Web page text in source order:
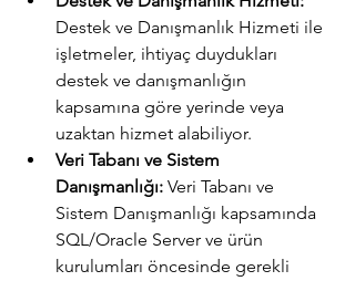
Destek ve Danışmanlık Hizmeti ile
işletmeler, ihtiyaç duydukları
destek ve danışmanlığın
kapsamına göre yerinde veya
uzaktan hizmet alabiliyor.
Veri Tabanı ve Sistem
Danışmanlığı: Veri Tabanı ve
Sistem Danışmanlığı kapsamında
SQL/Oracle Server ve ürün
kurulumları öncesinde gerekli